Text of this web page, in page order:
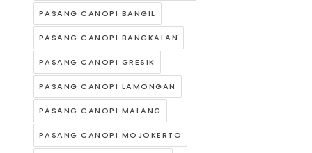
PASANG CANOPI BANGIL
PASANG CANOPI BANGKALAN
PASANG CANOPI GRESIK
PASANG CANOPI LAMONGAN
PASANG CANOPI MALANG
PASANG CANOPI MOJOKERTO